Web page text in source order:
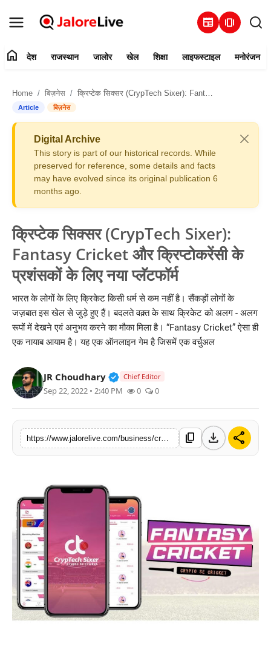
newspaper amp_stories
संपर्क करें
राजस्थान
खेल
शिक्षा
लाइफस्टाइल
मनोरंजन
तकनीक
विशेष
home देश राजस्थान जालोर खेल शिक्षा लाइफस्टाइल मनोरंजन
Home बिज़नेस क्रिप्टेक सिक्सर (CrypTech Sixer): Fantasy Cricket और क्रिप्टोकरेंसी के प्रशंसकों के लिए नया प्लॅटफॉर्म
Article बिज़नेस
Digital Archive
This story is part of our historical records. While
preserved for reference, some details and facts
may have evolved since its original publication 6
months ago.
क्रिप्टेक सिक्सर (CrypTech Sixer):
Fantasy Cricket और क्रिप्टोकरेंसी के
प्रशंसकों के लिए नया प्लॅटफॉर्म
भारत के लोगों के लिए क्रिकेट किसी धर्म से कम नहीं है। सैंकड़ों लोगों के
जज़बात इस खेल से जुड़े हुए हैं। बदलते वक़्त के साथ क्रिकेट को अलग - अलग
रूपों में देखने एवं अनुभव करने का मौका मिला है। “Fantasy Cricket” ऐसा ही
एक नायाब आयाम है। यह एक ऑनलाइन गेम है जिसमें एक वर्चुअल
JR Choudhary Verified Public Figure • 30 Mar,
Chief Editor
Sep 22, 2022 • 2:40 PM 0 0
https://www.jalorelive.com/business/cryptech-sixer-new-platform-for-fans-of content_copy download share